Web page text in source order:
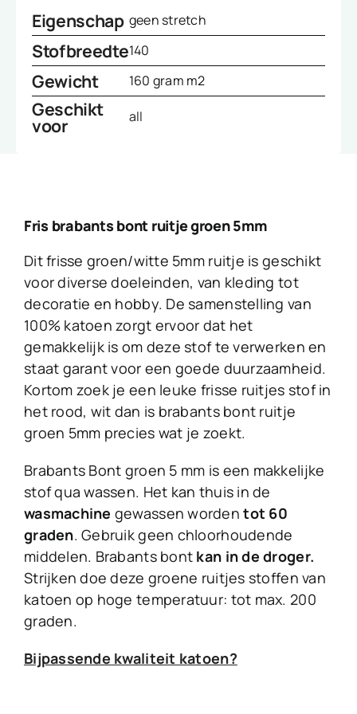
Eigenschap geen stretch
Stofbreedte140
Gewicht 160 gram m2
Geschikt
voor all
Fris brabants bont ruitje groen 5mm
Dit frisse groen/witte 5mm ruitje is geschikt
voor diverse doeleinden, van kleding tot
decoratie en hobby. De samenstelling van
100% katoen zorgt ervoor dat het
gemakkelijk is om deze stof te verwerken en
staat garant voor een goede duurzaamheid.
Kortom zoek je een leuke frisse ruitjes stof in
het rood, wit dan is brabants bont ruitje
groen 5mm precies wat je zoekt.
Brabants Bont groen 5 mm is een makkelijke
stof qua wassen. Het kan thuis in de
wasmachine gewassen wordentot 60
graden. Gebruik geen chloorhoudende
middelen. Brabants bont kan in de droger.
Strijken doe deze groene ruitjes stoffen van
katoen op hoge temperatuur: tot max. 200
graden.
Bijpassende kwaliteit katoen?